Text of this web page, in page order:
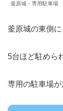
釜原城・専用駐車場
釜原城の東側に
5台ほど駐めら
専用の駐車場が